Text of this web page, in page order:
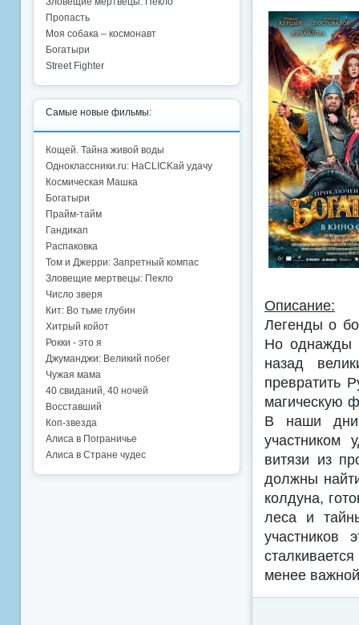
Описание:
Легенды о
Но однажды
назад
превратить
магическую
В наши дни
участником
витязи из
должны
колдуна,
леса и
участников
менее
Пропасть
Моя собака – космонавт
Богатыри
Street Fighter
Самые новые фильмы:
Кощей. Тайна живой воды
Одноклассники.ru: НаCLICKай удачу
Космическая Машка
Богатыри
Прайм-тайм
Гандикап
Распаковка
Том и Джерри: Запретный компас
Зловещие мертвецы: Пекло
Число зверя
Кит: Во тьме глубин
Хитрый койот
Рокки - это я
Джуманджи: Великий побег
Чужая мама
40 свиданий, 40 ночей
Восставший
Коп-звезда
Алиса в Пограничье
Алиса в Стране чудес